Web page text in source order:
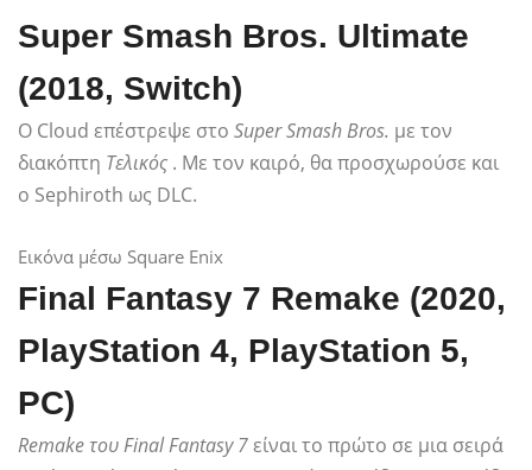
Super Smash Bros. Ultimate
(2018, Switch)
Ο Cloud επέστρεψε στο Super Smash Bros. με τον
διακόπτη Τελικός . Με τον καιρό, θα προσχωρούσε και
ο Sephiroth ως DLC.
Εικόνα μέσω Square Enix
Final Fantasy 7 Remake (2020,
PlayStation 4, PlayStation 5,
PC)
Remake του Final Fantasy 7είναι το πρώτο σε μια σειρά